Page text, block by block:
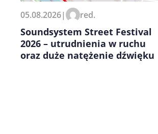
Zapamiętaj
kolejnych
05.08.2026| red.
Soundsystem Street Festival
2026 – utrudnienia w ruchu
oraz duże natężenie dźwięku